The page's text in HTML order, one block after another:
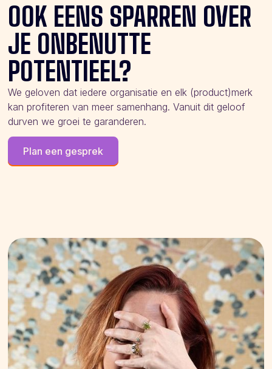
OOK EENS SPARREN OVER
JE ONBENUTTE
POTENTIEEL?
We geloven dat iedere organisatie en elk (product)merk
kan profiteren van meer samenhang. Vanuit dit geloof
durven we groei te garanderen.
Plan een gesprek